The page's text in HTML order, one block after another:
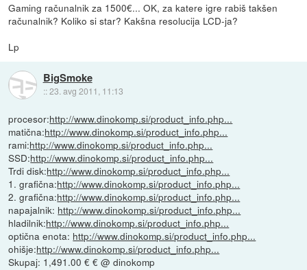
Gaming računalnik za 1500€... OK, za katere igre rabiš takšen
računalnik? Koliko si star? Kakšna resolucija LCD-ja?
Lp
BigSmoke
::23. avg 2011, 11:13
procesor:http://www.dinokomp.si/product_info.php...
matična:http://www.dinokomp.si/product_info.php...
rami:http://www.dinokomp.si/product_info.php...
SSD:http://www.dinokomp.si/product_info.php...
Trdi disk:http://www.dinokomp.si/product_info.php...
1. grafična:http://www.dinokomp.si/product_info.php...
2. grafična:http://www.dinokomp.si/product_info.php...
napajalnik: http://www.dinokomp.si/product_info.php...
hladilnik:http://www.dinokomp.si/product_info.php...
optična enota: http://www.dinokomp.si/product_info.php...
ohišje:http://www.dinokomp.si/product_info.php...
Skupaj: 1,491.00 € € @ dinokomp